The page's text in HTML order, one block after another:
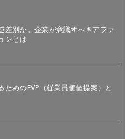
差別か。企業が意識すべきアファ
ンとは
ためのEVP（従業員価値提案）と